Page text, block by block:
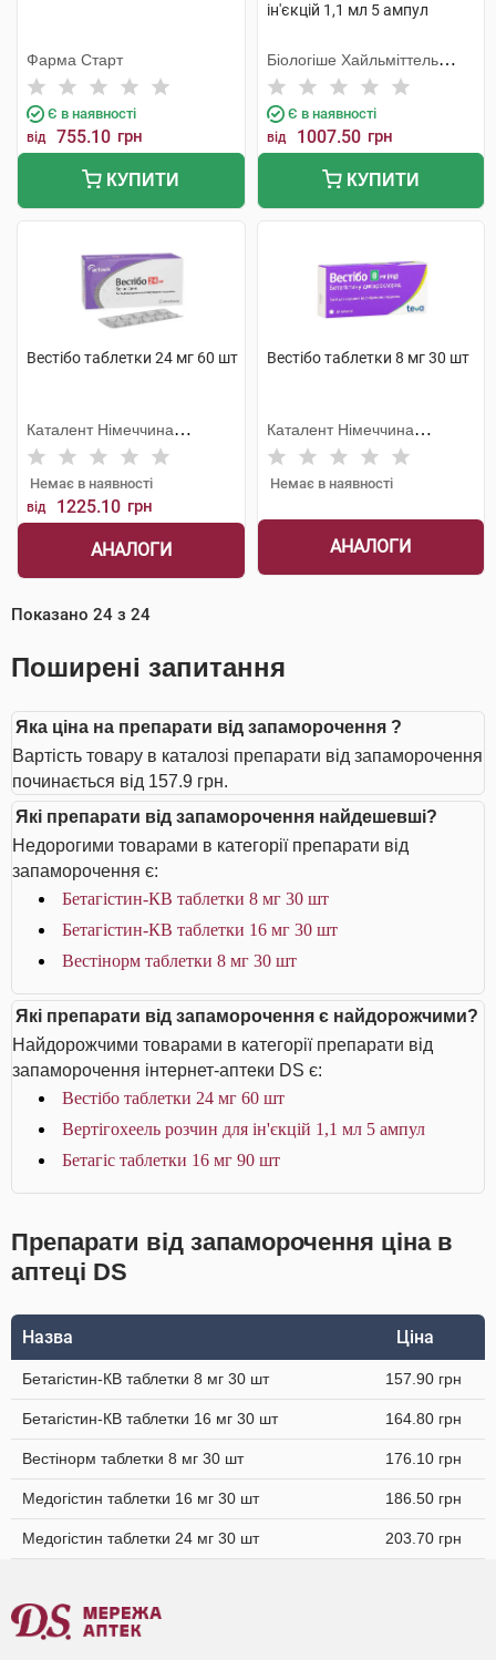
Фарма Старт
Є в наявності
від 755.10 грн
КУПИТИ
ін'єкцій 1,1 мл 5 ампул
Біологіше Хайльміттель
Хеель
Є в наявності
від 1007.50 грн
КУПИТИ
Вестібо таблетки 24 мг 60 шт
Каталент Німеччина
Шорндорф ГмбХ
Немає в наявності
від 1225.10 грн
АНАЛОГИ
Вестібо таблетки 8 мг 30 шт
Каталент Німеччина
Шорндорф ГмбХ
Немає в наявності
АНАЛОГИ
Показано 24 з 24
Поширені запитання
Яка ціна на препарати від запаморочення ?
Вартість товару в каталозі препарати від запаморочення
починається від 157.9 грн.
Які препарати від запаморочення найдешевші?
Недорогими товарами в категорії препарати від
запаморочення є:
Бетагістин-КВ таблетки 8 мг 30 шт
Бетагістин-КВ таблетки 16 мг 30 шт
Вестінорм таблетки 8 мг 30 шт
Які препарати від запаморочення є найдорожчими?
Найдорожчими товарами в категорії препарати від
запаморочення інтернет-аптеки DS є:
Вестібо таблетки 24 мг 60 шт
Вертігохеель розчин для ін'єкцій 1,1 мл 5 ампул
Бетагіс таблетки 16 мг 90 шт
Препарати від запаморочення ціна в
аптеці DS
Назва Ціна
Бетагістин-КВ таблетки 8 мг 30 шт 157.90 грн
Бетагістин-КВ таблетки 16 мг 30 шт 164.80 грн
Вестінорм таблетки 8 мг 30 шт 176.10 грн
Медогістин таблетки 16 мг 30 шт 186.50 грн
Медогістин таблетки 24 мг 30 шт 203.70 грн